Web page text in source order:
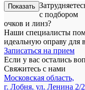
Показать
с подбором
очков и линз?
Наши специалисты
идеальную оправу для
Записаться на прием
Если у вас остались
Свяжитесь с нами
Московская область,
г. Лобня, ул. Ленина 2/2